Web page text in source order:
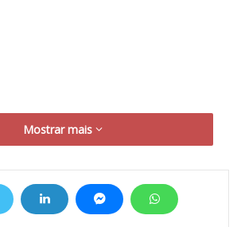
video cassetada
Mostrar mais